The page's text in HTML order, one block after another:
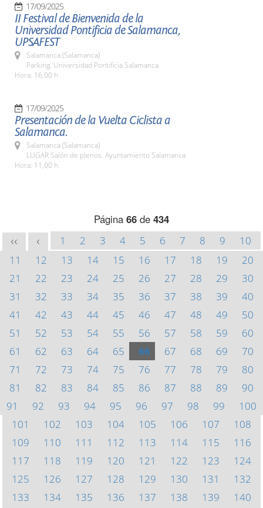
17/09/2025
II Festival de Bienvenida de la
Universidad Pontificia de Salamanca,
UPSAFEST
Salamanca (Salamanca)
Parking. Universidad Pontificia Salamanca
Hora: 16,00 h
17/09/2025
Presentación de la Vuelta Ciclista a
Salamanca.
Salamanca (Salamanca)
LUGAR Salón de plenos. Ayuntamiento Salamanca
Hora: 11,00 h.
Página 66 de 434
<< < 1 2 3 4 5 6 7 8 9
10
11
12 13 14 15 16 17 18 19
20
21
22 23 24 25 26 27 28 29
30
31
32 33 34 35 36 37 38 39
40
41
42 43 44 45 46 47 48 49
50
51
52 53 54 55 56 57 58 59
60
61
62 63 64 65 66 67 68 69
70
71
72 73 74 75 76 77 78 79
80
81
82 83 84 85 86 87 88 89
90
91
92 93 94 95 96 97 98 99
100
101
102 103 104 105 106 107
108
109
110 111 112 113 114 115
116
117
118 119 120 121 122 123
124
125
126 127 128 129 130 131
132
133
134 135 136 137 138 139
140